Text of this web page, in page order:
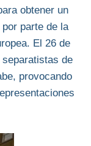
obtener un
por parte de la
El 26 de
de
provocando